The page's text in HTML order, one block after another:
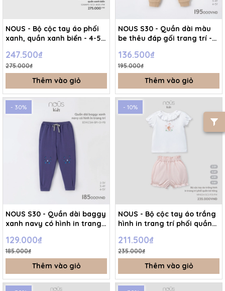
NOUS - Bộ cộc tay áo phối
xanh, quần xanh biển - 4-5Y
247.500₫
275.000₫
Thêm vào giỏ
NOUS S30 - Quần dài màu
be thêu đáp gối trang trí -
136.500₫
195.000₫
Thêm vào giỏ
- 30%
NOUS S30 - Quần dài baggy
xanh navy có hình in trang
129.000₫
185.000₫
Thêm vào giỏ
- 10%
NOUS - Bộ cộc tay áo trắng
hình in trang trí phối quần
SS24.T4A
211.500₫
235.000₫
Thêm vào giỏ